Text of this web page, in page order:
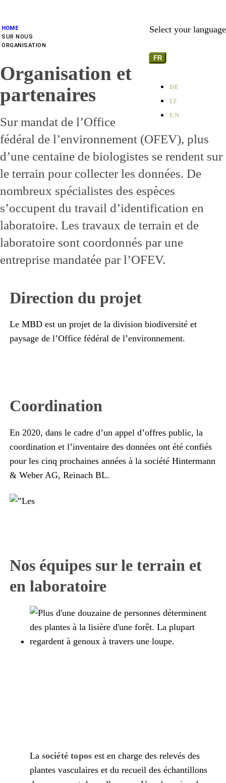
Select your language
FR
DE
IT
EN
HOME
SUR NOUS
ORGANISATION
Organisation et
partenaires
Sur mandat de l’Office
fédéral de l’environnement (OFEV), plus
d’une centaine de biologistes se rendent sur
le terrain pour collecter les données. De
nombreux spécialistes des espèces
s’occupent du travail d’identification en
laboratoire. Les travaux de terrain et de
laboratoire sont coordonnés par une
entreprise mandatée par l’OFEV.
Direction du projet
Le MBD est un projet de la division biodiversité et
paysage de l’Office fédéral de l’environnement.
Coordination
En 2020, dans le cadre d’un appel d’offres public, la
coordination et l’inventaire des données ont été confiés
pour les cinq prochaines années à la société Hintermann
& Weber AG, Reinach BL.
Nos équipes sur le terrain et
en laboratoire
La société topos est en charge des relevés des
plantes vasculaires et du recueil des échantillons